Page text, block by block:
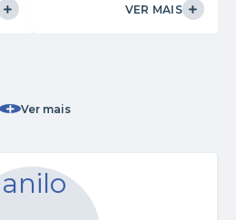
VER MAIS
Ver mais